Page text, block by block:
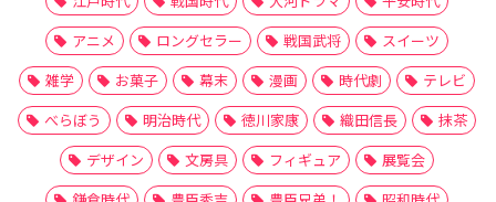
アニメ
ロングセラー 戦国武将
スイーツ
雑学
お菓子 幕末 漫画 時代劇
テレビ
べらぼう
明治時代 徳川家康 織田信長
抹茶
デザイン
文房具 フィギュア
展覧会